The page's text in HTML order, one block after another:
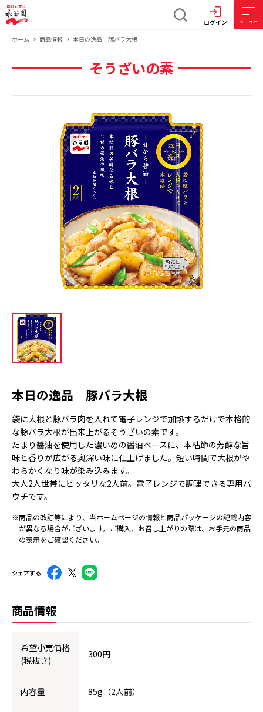
ログイン メニュー
ホーム 商品情報 本日の逸品 豚バラ大根
そうざいの素
本日の逸品 豚バラ大根
袋に大根と豚バラ肉を入れて電子レンジで加熱するだけで本格的
な豚バラ大根が出来上がるそうざいの素です。
たまり醤油を使用した濃いめの醤油ベースに、本枯節の芳醇な旨
味と香りが広がる奥深い味に仕上げました。短い時間で大根がや
わらかくなり味が染み込みます。
大人2人世帯にピッタリな2人前。電子レンジで調理できる専用パ
ウチです。
※商品の改訂等により、当ホームページの情報と商品パッケージの記載内容
が異なる場合がございます。ご購入、お召し上がりの際は、お手元の商品
の表示をご確認ください。
シェアする
商品情報
希望小売価格
(税抜き)
300円
内容量 85g（2人前）